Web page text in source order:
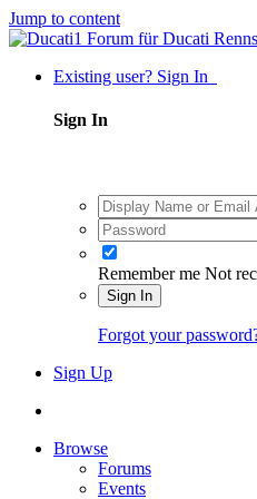
Jump to content
Existing user? Sign In
Sign In
Remember me Not
Sign In
Forgot your
Sign Up
Browse
Forums
Events